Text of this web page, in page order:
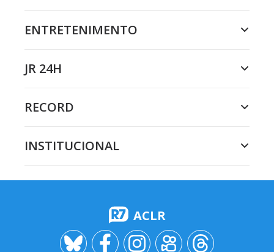
ENTRETENIMENTO
JR 24H
RECORD
INSTITUCIONAL
ACLR